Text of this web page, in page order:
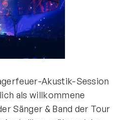
Akustik-Session
als willkommene
Sänger & Band der Tour